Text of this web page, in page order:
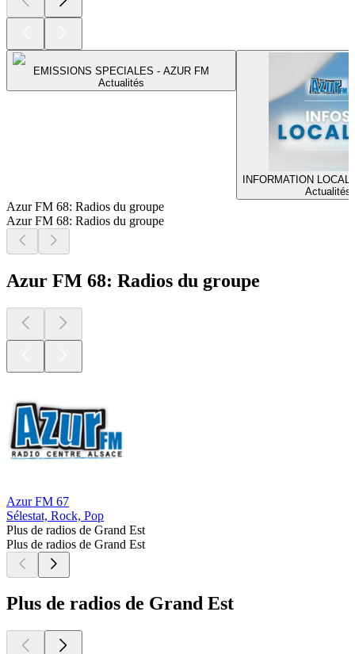
EMISSIONS SPECIALES - AZUR FM
Actualités
INFORMATION
Actualités
Azur FM 68: Radios du groupe
Azur FM 68: Radios du groupe
Azur FM 68: Radios du groupe
Azur FM 67
Sélestat, Rock, Pop
Plus de radios de Grand Est
Plus de radios de Grand Est
Plus de radios de Grand Est